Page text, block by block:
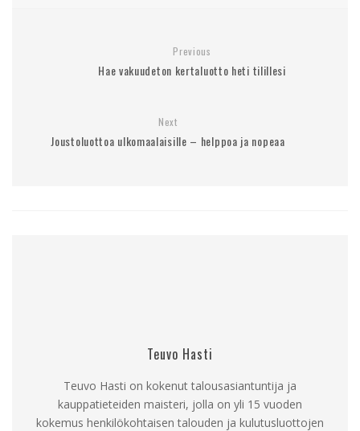
Previous
Hae vakuudeton kertaluotto heti tilillesi
Next
Joustoluottoa ulkomaalaisille – helppoa ja nopeaa
Teuvo Hasti
Teuvo Hasti on kokenut talousasiantuntija ja
kauppatieteiden maisteri, jolla on yli 15 vuoden
kokemus henkilökohtaisen talouden ja kulutusluottojen